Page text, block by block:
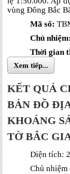
vùng Đông Bắc
Mã số:
Chủ
Thời gian
Xem tiếp...
KẾT QUẢ
BẢN ĐỒ
KHOÁNG
TỜ BẮC
Diện tích:
Chủ nhiệm